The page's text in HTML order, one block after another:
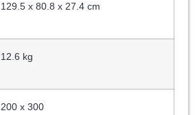
129.5 x 80.8 x 27.4 cm
12.6 kg
200 x 300